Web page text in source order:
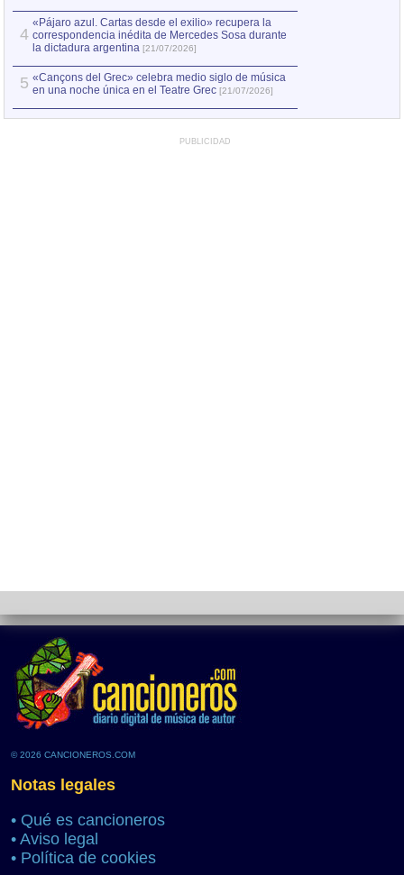
4
«Pájaro azul. Cartas desde el exilio» recupera la
correspondencia inédita de Mercedes Sosa durante
la dictadura argentina [21/07/2026]
5 «Cançons del Grec» celebra medio siglo de música
en una noche única en el Teatre Grec [21/07/2026]
PUBLICIDAD
© 2026 CANCIONEROS.COM
Notas legales
• Qué es cancioneros
• Aviso legal
• Política de cookies